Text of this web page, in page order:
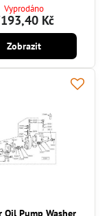
Vyprodáno
Kč
Zobrazit
Oil Pump Washer